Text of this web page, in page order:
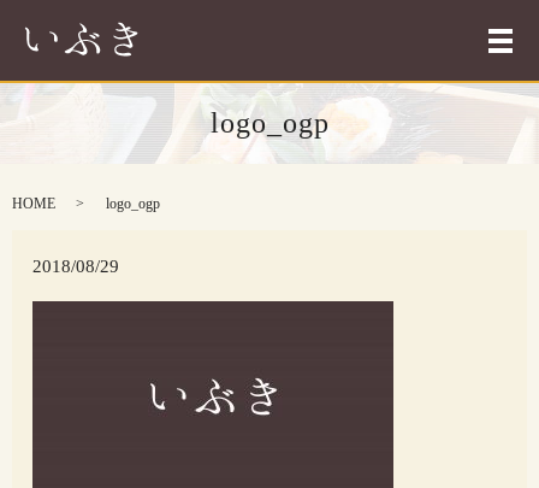
メ
logo_ogp
HOME logo_ogp
2018/08/29